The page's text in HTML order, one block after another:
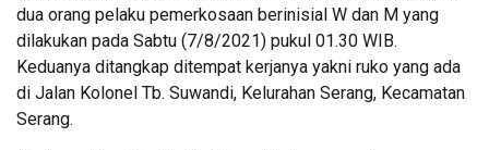
dua orang pelaku pemerkosaan berinisial W dan M yang
dilakukan pada Sabtu (7/8/2021) pukul 01.30 WIB.
Keduanya ditangkap ditempat kerjanya yakni ruko yang ada
di Jalan Kolonel Tb. Suwandi, Kelurahan Serang, Kecamatan
Serang.